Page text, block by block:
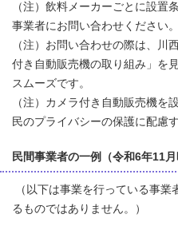
（注）飲料メーカーごとに設置
事業者にお問い合わせください。
（注）お問い合わせの際は、川
付き自動販売機の取り組み」を
スムーズです。
（注）カメラ付き自動販売機を
民のプライバシーの保護に配慮
民間事業者の一例（令和6年11月
（以下は事業を行っている事
るものではありません。）